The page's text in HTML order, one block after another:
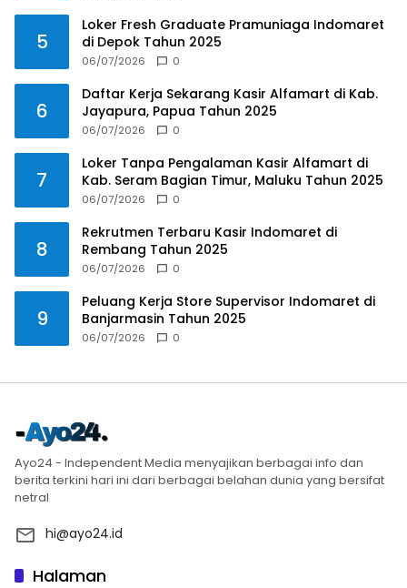
5
Loker Fresh Graduate Pramuniaga Indomaret
di Depok Tahun 2025
06/07/2026 0
6
Daftar Kerja Sekarang Kasir Alfamart di Kab.
Jayapura, Papua Tahun 2025
06/07/2026 0
7
Loker Tanpa Pengalaman Kasir Alfamart di
Kab. Seram Bagian Timur, Maluku Tahun 2025
06/07/2026 0
8
Rekrutmen Terbaru Kasir Indomaret di
Rembang Tahun 2025
06/07/2026 0
9
Peluang Kerja Store Supervisor Indomaret di
Banjarmasin Tahun 2025
06/07/2026 0
Ayo24 - Independent Media menyajikan berbagai info dan
berita terkini hari ini dari berbagai belahan dunia yang bersifat
netral
hi@ayo24.id
Halaman